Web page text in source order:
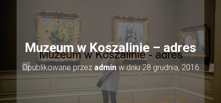
Muzeum w Koszalinie – adres
Opublikowane przezadminw dniu28 grudnia, 2016